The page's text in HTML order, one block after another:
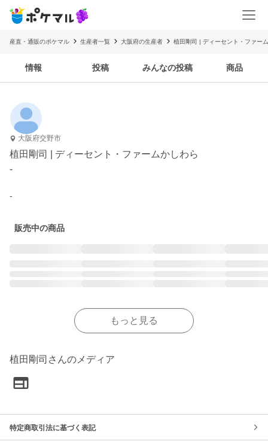
産直・通販のポケマル 生産者一覧 大阪府の生産者 植田剛司 | ディーセント・ファー
情報 投稿 みんなの投稿 商品
大阪府交野市
植田剛司 | ディーセント・ファームかしわら
-
-
販売中の商品
もっと見る
植田剛司さんのメディア
特定商取引法に基づく表記